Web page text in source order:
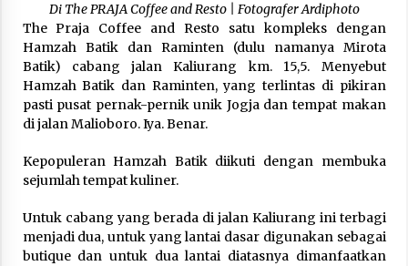
Di The PRAJA Coffee and Resto | Fotografer Ardiphoto
The Praja Coffee and Resto satu kompleks dengan
Hamzah Batik dan Raminten (dulu namanya Mirota
Batik) cabang jalan Kaliurang km. 15,5. Menyebut
Hamzah Batik dan Raminten, yang terlintas di pikiran
pasti pusat pernak-pernik unik Jogja dan tempat makan
di jalan Malioboro. Iya. Benar.
Kepopuleran Hamzah Batik diikuti dengan membuka
sejumlah tempat kuliner.
Untuk cabang yang berada di jalan Kaliurang ini terbagi
menjadi dua, untuk yang lantai dasar digunakan sebagai
butique dan untuk dua lantai diatasnya dimanfaatkan